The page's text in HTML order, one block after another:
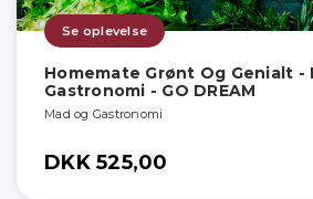
Se oplevelse
Homemate Grønt Og Genialt -
Gastronomi - GO DREAM
Mad og Gastronomi
DKK 525,00